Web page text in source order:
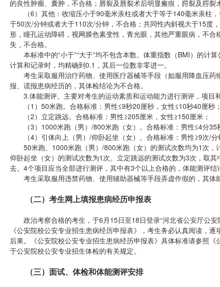
的良性肿瘤、囊肿，不合格；唇裂及唇裂术后明显瘢痕，腭裂及腭
（6）其他：收缩压小于90毫米汞柱或者大于等于140毫米汞柱
于50次/分钟或者大于110次/分钟，不合格；共同性内斜视大于15度
形，瞳孔运动障碍，视网膜色素变性，青光眼，其他严重眼病，不
失，不合格。
本标准中的“小于”“大于”均不包含本数。体重指数（BMI）的计
计算和记录时，均精确到0.1，其后一位数非零进一。
考生采取服用治疗药物、使用医疗器械等手段（如服用降血压药
报、谎报患病经历的，其体检结论为不合格。
3.体能测评。主要对考生的运动素质和运动能力进行测评，项目
（1）50米跑。合格标准：男性≤9秒20厘秒，女性≤10秒40厘秒
（2）立定跳远。合格标准：男性≥205厘米，女性≥150厘米；
（3）1000米跑（男）/800米跑（女）。合格标准：男性≤4分35
（4）引体向上（男）/仰卧起坐（女）。合格标准：男性≥9次/分
50米跑、1000米跑（男）/800米跑（女）的测试次数均为1次，
仰卧起坐（女）的测试次数为1次。立定跳远的测试次数为3次，取
去。4个项目应当全部进行测评，其中有3个以上合格的，体能测评结
考生采取服用违禁药物、使用辅助器械等手段弄虚作假的，其体
（二）考生网上填报患病经历申报表
政治考察合格的考生，于6月15日至18日登录“河北省公安厅公安
《公安院校公安专业招生患病经历申报表》，考生务必认真阅读，
后果。《公安院校公安专业招生患病经历申报表》具体标准请参照
于公安院校公安专业招生体检的有关规定。
（三）面试、体检和体能测评安排